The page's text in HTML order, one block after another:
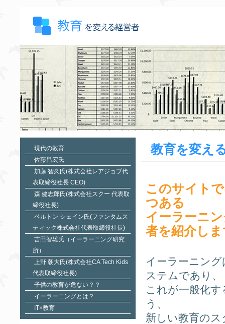
現代の教育
佐藤昌宏氏
加藤 智久氏(株式会社レアジョブ代
表取締役社長 CEO)
森 健志郎氏(株式会社スクー 代表取
締役社長)
ベルトン シェイン氏(ファンタムス
ティック株式会社代表取締役社長)
吉田智雄氏（イーラーニング研究
所）
上野 朝大氏(株式会社CA Tech Kids
代表取締役社長)
子供の教育が危ない？？
イーラーニングとは？
IT×教育
教育を変え
このサイト
つある
イーラーニ
者を紹介し
イーラーニン
ステムであり、
これが一般化
う、
新しい教育の